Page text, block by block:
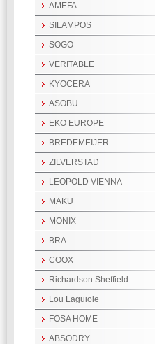
AMEFA
SILAMPOS
SOGO
VERITABLE
KYOCERA
ASOBU
EKO EUROPE
BREDEMEIJER
ZILVERSTAD
LEOPOLD VIENNA
MAKU
MONIX
BRA
COOX
Richardson Sheffield
Lou Laguiole
FOSA HOME
ABSODRY